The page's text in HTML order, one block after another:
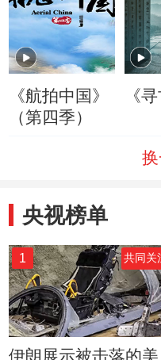
《航拍中国》
（第四季）
《
央视榜单
1 共同关
伊朗展示被击落的美